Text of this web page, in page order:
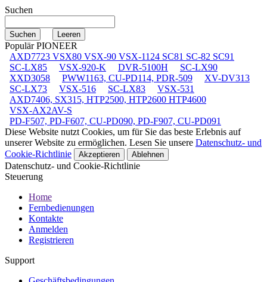
Suchen
Populär PIONEER
AXD7723 VSX80 VSX-90 VSX-1124 SC81 SC-82 SC91
SC-LX85
VSX-920-K DVR-5100H
SC-LX90
XXD3058
PWW1163, CU-PD114, PDR-509
XV-DV313
SC-LX73
VSX-516 SC-LX83
VSX-531
AXD7406, SX315, HTP2500, HTP2600 HTP4600
VSX-AX2AV-S
PD-F507, PD-F607, CU-PD090, PD-F907, CU-PD091
Diese Website nutzt Cookies, um für Sie das beste Erlebnis auf
unserer Website zu ermöglichen. Lesen Sie unsere Datenschutz- und
Cookie-Richtlinie
Akzeptieren Ablehnen
Datenschutz- und Cookie-Richtlinie
Steuerung
Home
Fernbedienungen
Kontakte
Anmelden
Registrieren
Support